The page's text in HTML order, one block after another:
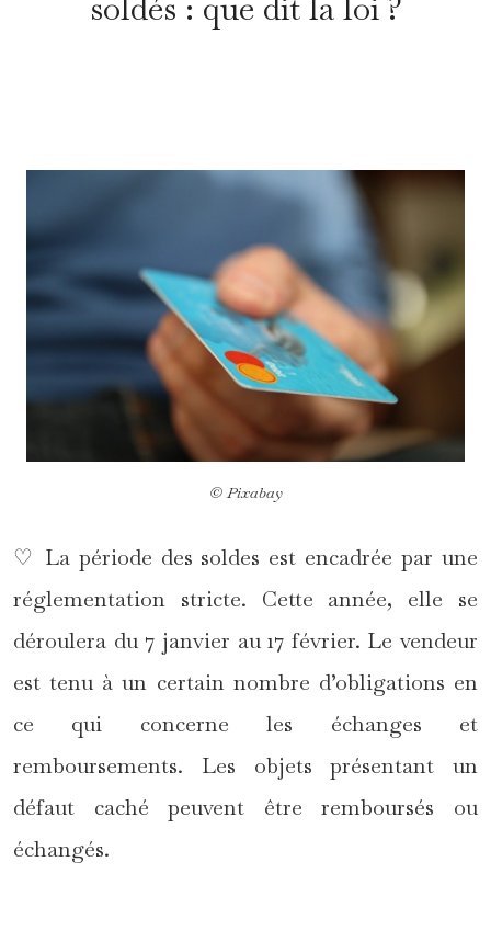
© Pixabay
♡ La période des soldes est encadrée par une
réglementation stricte. Cette année, elle se
déroulera du 7 janvier au 17 février. Le vendeur
est tenu à un certain nombre d’obligations en
ce qui concerne les échanges et
remboursements. Les objets présentant un
défaut caché peuvent être remboursés ou
échangés.